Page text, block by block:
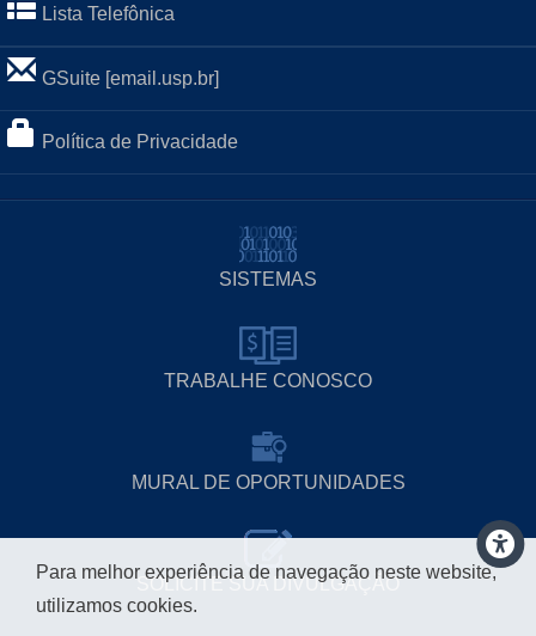
Lista Telefônica
GSuite [email.usp.br]
Política de Privacidade
SISTEMAS
TRABALHE CONOSCO
MURAL DE OPORTUNIDADES
SOLICITE SUA DIVULGAÇÃO
Para melhor experiência de navegação neste website,
utilizamos cookies.